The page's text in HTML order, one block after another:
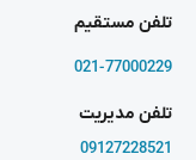
تلفن مستقیم
021-77000229
تلفن مدیریت
09127228521